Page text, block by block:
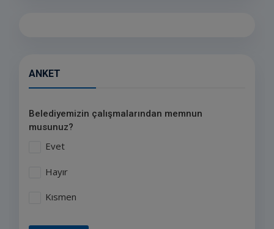
ANKET
Belediyemizin çalışmalarından memnun
musunuz?
Evet
Hayır
Kısmen